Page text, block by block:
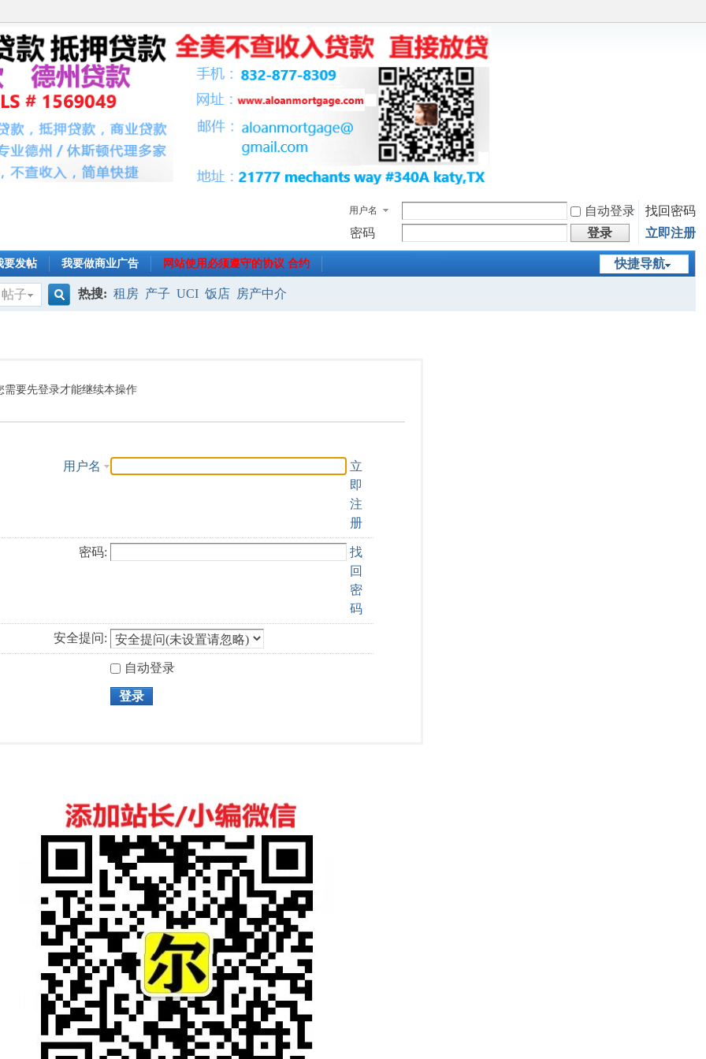
用户名 自动登录
找回密码
密码
登录 立即注册
快捷导航
要发帖 我要做商业广告 网站使用必须遵守的协议 合约
帖子
索
热搜: 租房 产子 UCI 饭店 房产中介
需要先登录才能继续本操作
用户名
立
即
注
册
密码:
找
回
密
码
安全提问:
自动登录
登录